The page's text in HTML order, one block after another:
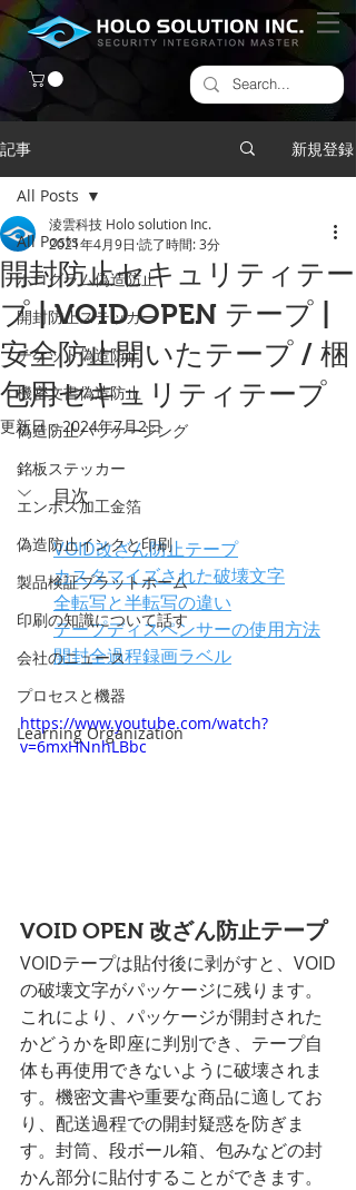
記事 新規登録
All Posts
ホログラム偽造防止
開封防止ステッカー
チケット偽造防止
機密文書偽造防止
偽造防止パッケージング
銘板ステッカー
エンボス加工金箔
偽造防止インクと印刷
製品検証プラットホーム
印刷の知識について話す
会社のニュース
プロセスと機器
Learning Organization
All Posts
開封防止セキュリティテー
プ | VOID OPEN テープ |
安全防止開いたテープ / 梱
包用セキュリティテープ
淩雲科技 Holo solution Inc.
2021年4月9日 読了時間: 3分
更新日：2024年7月2日
目次
VOID改ざん防止テープ
カスタマイズされた破壊文字
全転写と半転写の違い
テープディスペンサーの使用方法
開封全過程録画ラベル
https://www.youtube.com/watch?
v=6mxHNnhLBbc
VOID OPEN 改ざん防止テープ
VOIDテープは貼付後に剥がすと、VOID
の破壊文字がパッケージに残ります。
これにより、パッケージが開封された
かどうかを即座に判別でき、テープ自
体も再使用できないように破壊されま
す。機密文書や重要な商品に適してお
り、配送過程での開封疑惑を防ぎま
す。封筒、段ボール箱、包みなどの封
かん部分に貼付することができます。